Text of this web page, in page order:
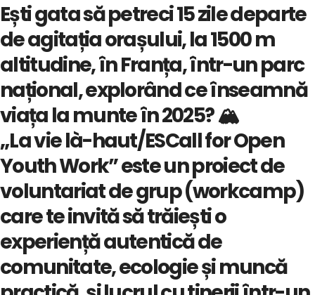
Ești gata să petreci 15 zile departe
de agitația orașului, la 1500 m
altitudine, în Franța, într-un parc
național, explorând ce înseamnă
viața la munte în 2025? 🏔️
„La vie là-haut/ESCall for Open
Youth Work” este un proiect de
voluntariat de grup (workcamp)
care te invită să trăiești o
experiență autentică de
comunitate, ecologie și muncă